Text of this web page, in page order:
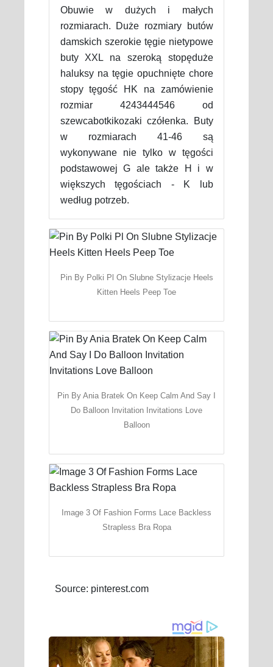
Obuwie w dużych i małych
rozmiarach. Duże rozmiary butów
damskich szerokie tęgie nietypowe
buty XXL na szeroką stopęduże
haluksy na tęgie opuchnięte chore
stopy tęgość HK na zamówienie
rozmiar 4243444546 od
szewcabotkikozaki czółenka. Buty
w rozmiarach 41-46 są
wykonywane nie tylko w tęgości
podstawowej G ale także H i w
większych tęgościach - K lub
według potrzeb.
Pin By Polki Pl On Slubne Stylizacje Heels
Kitten Heels Peep Toe
Pin By Ania Bratek On Keep Calm And Say I
Do Balloon Invitation Invitations Love
Balloon
Image 3 Of Fashion Forms Lace Backless
Strapless Bra Ropa
Source: pinterest.com